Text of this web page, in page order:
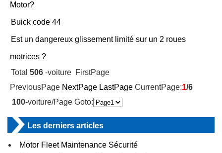
Motor?
Buick code 44
Est un dangereux glissement limité sur un 2 roues
motrices ?
Total 506 -voiture FirstPage
PreviousPage NextPage LastPage CurrentPage:1/6
100-voiture/Page Goto:
Les derniers articles
Motor Fleet Maintenance Sécurité